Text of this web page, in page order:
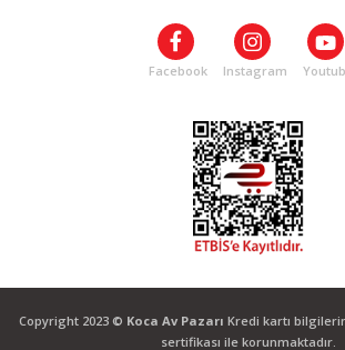
Facebook Instagram
Copyright 2023 © Koca Av Pazarı Kredi kartı
sertifikası ile korunmaktadır.